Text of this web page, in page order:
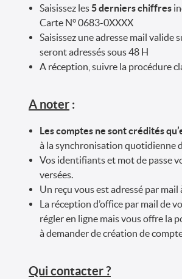
Saisissez les5 derniers chiffres
Carte N° 0683-0XXXX
Saisissez une adresse mail
seront adressés sous 48 H
A réception, suivre la procédure
A noter :
Les comptes ne sont crédités
à la synchronisation quotidienne
Vos identifiants et mot de passe
versées.
Un reçu vous est adressé par
La réception d’office par mail de
régler en ligne mais vous offre la
à demander de création de
Qui contacter ?